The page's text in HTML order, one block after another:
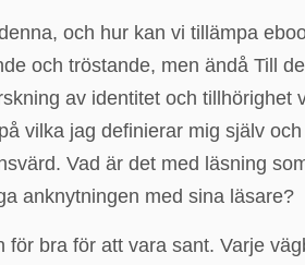
och hur kan vi tillämpa
och tröstande, men ändå Till
av identitet och tillhörighet
vilka jag definierar mig själv
Vad är det med läsning
anknytningen med sina läsare?
bra för att vara sant. Varje